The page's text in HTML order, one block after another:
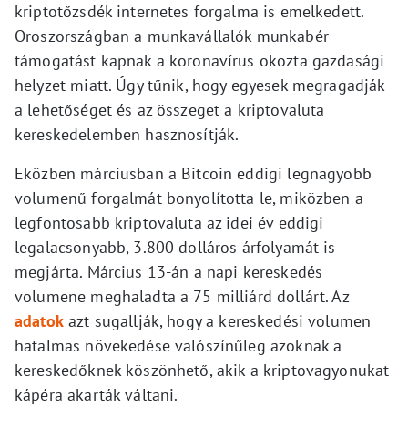
kriptotőzsdék internetes forgalma is emelkedett.
Oroszországban a munkavállalók munkabér
támogatást kapnak a koronavírus okozta gazdasági
helyzet miatt. Úgy tűnik, hogy egyesek megragadják
a lehetőséget és az összeget a kriptovaluta
kereskedelemben hasznosítják.
Eközben márciusban a Bitcoin eddigi legnagyobb
volumenű forgalmát bonyolította le, miközben a
legfontosabb kriptovaluta az idei év eddigi
legalacsonyabb, 3.800 dolláros árfolyamát is
megjárta. Március 13-án a napi kereskedés
volumene meghaladta a 75 milliárd dollárt. Az
adatokazt sugallják, hogy a kereskedési volumen
hatalmas növekedése valószínűleg azoknak a
kereskedőknek köszönhető, akik a kriptovagyonukat
kápéra akarták váltani.